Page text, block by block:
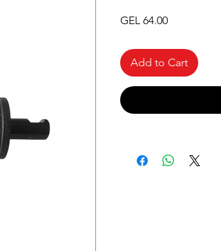
GEL 64.00Price
Add to Cart